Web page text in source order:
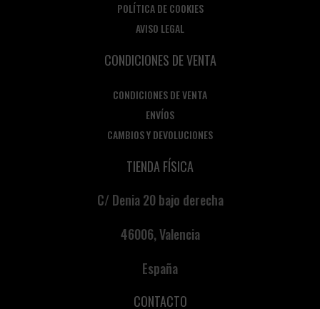
POLÍTICA DE COOKIES
AVISO LEGAL
CONDICIONES DE VENTA
CONDICIONES DE VENTA
ENVÍOS
CAMBIOS Y DEVOLUCIONES
TIENDA FÍSICA
C/ Denia 20 bajo derecha
46006, Valencia
España
CONTACTO